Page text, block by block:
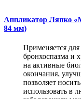
Аппликатор Ляпко
84 мм)
Применяется
бронхоспазма и
на активные
окончания,
позволяет
использовать в